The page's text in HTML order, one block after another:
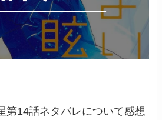
第14話ネタバレについて感想